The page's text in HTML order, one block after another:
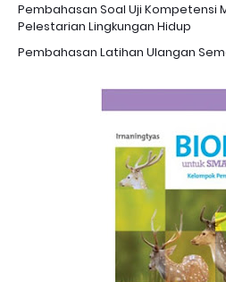
Pembahasan Soal Uji Kompetensi
Pelestarian Lingkungan Hidup
Pembahasan Latihan Ulangan